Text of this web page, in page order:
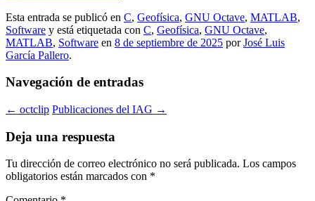
Esta entrada se publicó en C, Geofísica, GNU Octave, MATLAB,
Software y está etiquetada con C, Geofísica, GNU Octave,
MATLAB, Software en 8 de septiembre de 2025 porJosé Luis
García Pallero.
Navegación de entradas
← octclip Publicaciones del IAG →
Deja una respuesta
Tu dirección de correo electrónico no será publicada. Los campos
obligatorios están marcados con *